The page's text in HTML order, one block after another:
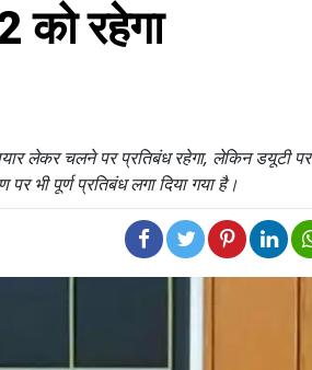
को रहेगा
लेकर चलने पर प्रतिबंध रहेगा, लेकिन डयूटी पर
भी पूर्ण प्रतिबंध लगा दिया गया है।